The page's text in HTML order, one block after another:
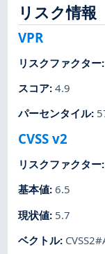
リスク情報
VPR
リスクファクター:
スコア:4.9
パーセンタイル:
CVSS v2
リスクファクター:
基本値:6.5
現状値: 5.7
ベクトル: